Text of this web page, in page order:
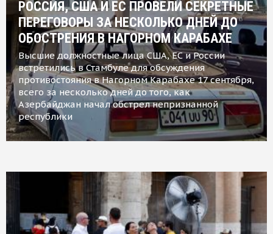
РОССИЯ, США И ЕС ПРОВЕЛИ СЕКРЕТНЫЕ
ПЕРЕГОВОРЫ ЗА НЕСКОЛЬКО ДНЕЙ ДО
ОБОСТРЕНИЯ В НАГОРНОМ КАРАБАХЕ
Высшие должностные лица США, ЕС и России
встретились в Стамбуле для обсуждения
противостояния в Нагорном Карабахе 17 сентября,
всего за несколько дней до того, как
Азербайджан начал обстрел непризнанной
республики